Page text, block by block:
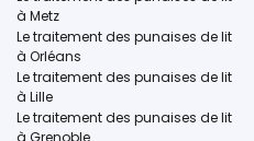
à Metz
Le traitement des punaises de lit
à Orléans
Le traitement des punaises de lit
à Lille
Le traitement des punaises de lit
à Grenoble